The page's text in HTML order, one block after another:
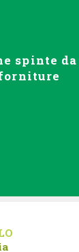
spinte da